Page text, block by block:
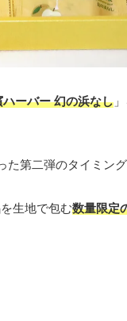
ハーバー 幻の浜なし
第二弾のタイミング
生地で包む数量限定